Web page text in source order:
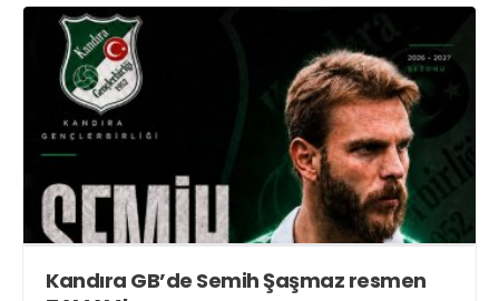
Kandıra GB’de Semih Şaşmaz resmen